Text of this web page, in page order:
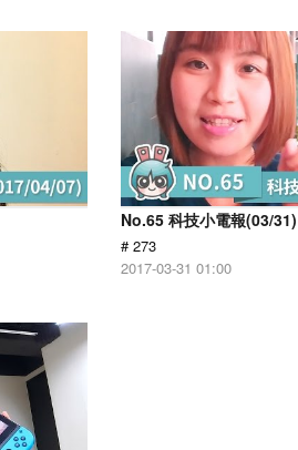
No.65 科技小電報(03/31)
# 273
2017-03-31 01:00